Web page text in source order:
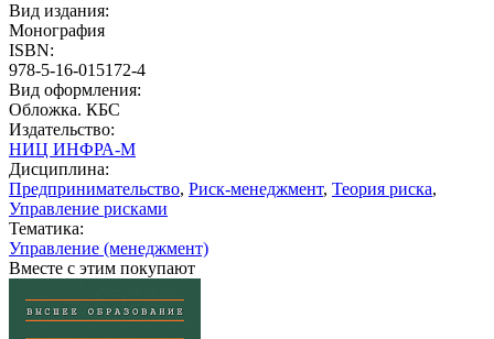
Вид издания:
Монография
ISBN:
978-5-16-015172-4
Вид оформления:
Обложка. КБС
Издательство:
НИЦ ИНФРА-М
Дисциплина:
Предпринимательство, Риск-менеджмент, Теория риска,
Управление рисками
Тематика:
Управление (менеджмент)
Вместе с этим покупают